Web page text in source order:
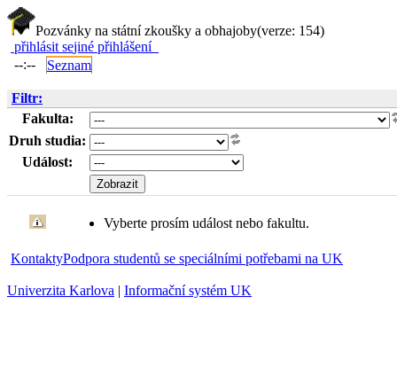
Pozvánky na státní zkoušky a obhajoby(verze: 154)
přihlásit sejiné přihlášení
--:--
Seznam
Filtr:
Fakulta:
Druh studia:
Událost:
Vyberte prosím událost nebo fakultu.
KontaktyPodpora studentů se speciálními potřebami na UK
Univerzita Karlova | Informační systém UK